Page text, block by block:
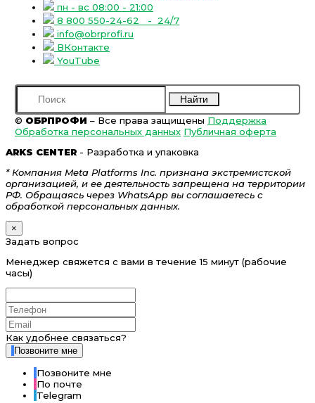
пн - вс 08:00 - 21:00
8 800 550-24-62
- 24/7
info@obrprofi.ru
ВКонтакте
YouTube
Найти
© ОБРПРОФИ – Все права защищены Поддержка
Обработка персональных данных Публичная оферта
ARKS CENTER - Разработка и упаковка
* Компания Meta Platforms Inc. признана экстремистской
организацией, и ее деятельность запрещена на территории
РФ. Обращаясь через WhatsApp вы соглашаетесь с
обработкой персональных данных.
×
Задать вопрос
Менеджер свяжется с вами в течение 15 минут (рабочие
часы)
Как удобнее связаться?
Позвоните мне
Позвоните мне
По почте
Telegram